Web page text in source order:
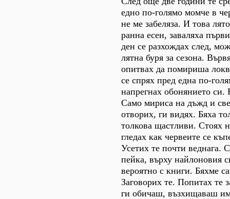
едно по-голямо момче в
не ме забеляза. И това
ранна есен, заваляха
ден се разхождах след,
лятна буря за сезона.
опитвах да помириша
се спрях пред една по-
напрегнах обонянието
Само мириса на дъжд и
отворих, ги видях. Бяха
толкова щастливи. Стоях
гледах как червеите се
Усетих те почти веднага.
пейка, върху найлоновия
вероятно с книги. Бяхме
Заговорих те. Попитах те
ги обичаш, възхищаваш